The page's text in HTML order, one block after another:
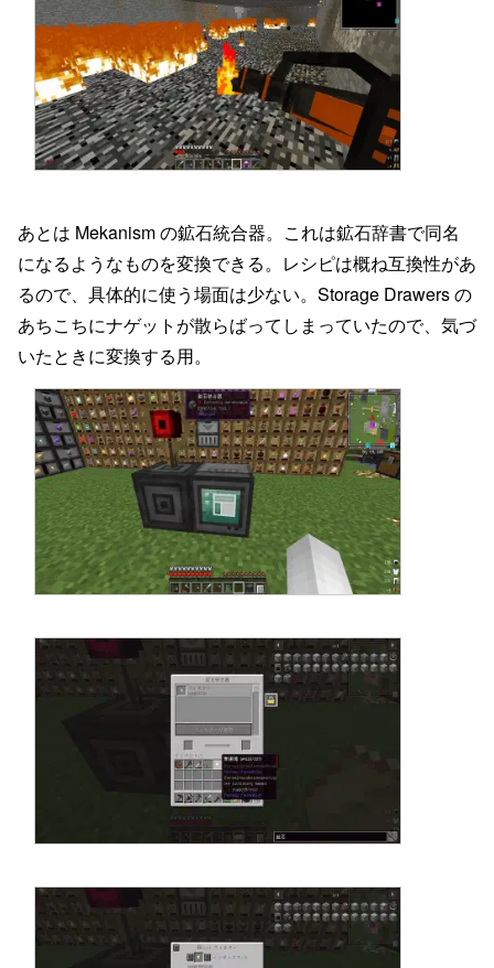
あとは Mekanism の鉱石統合器。これは鉱石辞書で同名
になるようなものを変換できる。レシピは概ね互換性があ
るので、具体的に使う場面は少ない。Storage Drawers の
あちこちにナゲットが散らばってしまっていたので、気づ
いたときに変換する用。